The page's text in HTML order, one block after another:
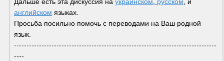
английском языках.
Просьба посильно помочь с переводами на Ваш родной
язык.
---------------------------------------------------------------------------------
----